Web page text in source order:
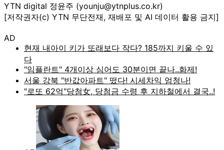
YTN digital 정윤주 (younju@ytnplus.co.kr)
[저작권자(c) YTN 무단전재, 재배포 및 AI 데이터 활용 금지]
AD